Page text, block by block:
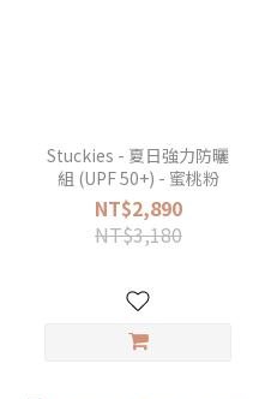
Stuckies - 夏日強力防曬
組 (UPF 50+) - 蜜桃粉
NT$2,890
NT$3,180